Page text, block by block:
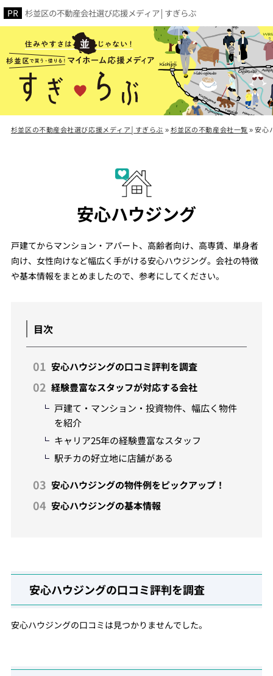
杉並区の不動産会社選び応援メディア│すぎらぶ
杉並区の不動産会社選び応援メディア│すぎらぶ »杉並区の不動産会社一覧»安心
安心ハウジング
戸建てからマンション・アパート、高齢者向け、高専賃、単身者
向け、女性向けなど幅広く手がける安心ハウジング。会社の特徴
や基本情報をまとめましたので、参考にしてください。
目次
安心ハウジングの口コミ評判を調査
経験豊富なスタッフが対応する会社
戸建て・マンション・投資物件、幅広く物件
を紹介
キャリア25年の経験豊富なスタッフ
駅チカの好立地に店舗がある
安心ハウジングの物件例をピックアップ！
安心ハウジングの基本情報
安心ハウジングの口コミ評判を調査
安心ハウジングの口コミは見つかりませんでした。